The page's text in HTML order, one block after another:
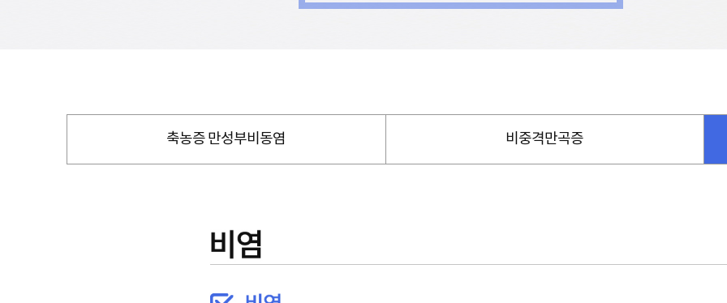
축농증 만성부비동염 비중격만곡증